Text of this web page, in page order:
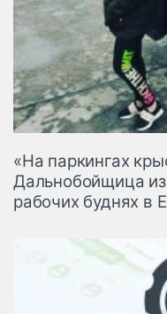
«На паркингах
Дальнобойщица
рабочих буднях в